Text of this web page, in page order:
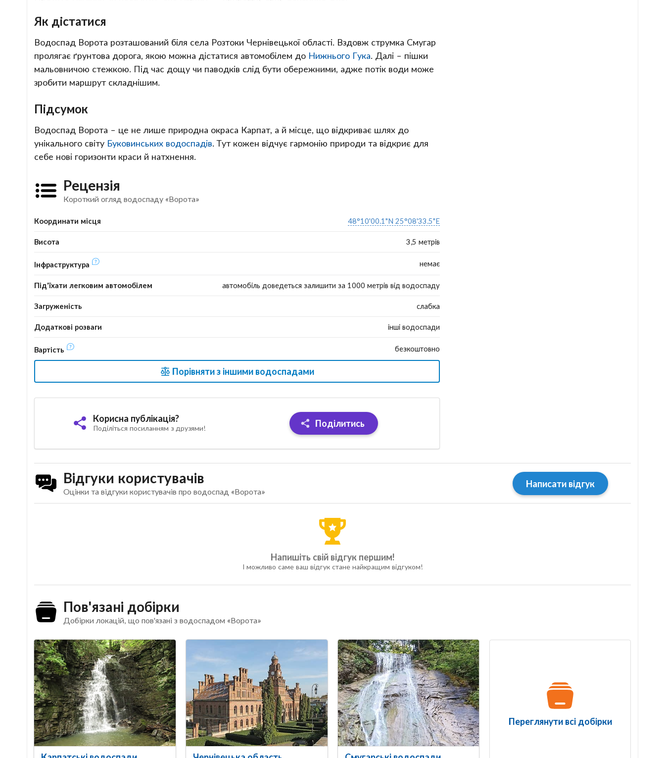
Як дістатися
Водоспад Ворота розташований біля села Розтоки Чернівецької області. Вздовж струмка Смугар
пролягає ґрунтова дорога, якою можна дістатися автомобілем до Нижнього Гука. Далі – пішки
мальовничою стежкою. Під час дощу чи паводків слід бути обережними, адже потік води може
зробити маршрут складнішим.
Підсумок
Водоспад Ворота – це не лише природна окраса Карпат, а й місце, що відкриває шлях до
унікального світу Буковинських водоспадів. Тут кожен відчує гармонію природи та відкриє для
себе нові горизонти краси й натхнення.
Рецензія
Короткий огляд водоспаду «Ворота»
Координати місця 48°10'00.1"N 25°08'33.5"E
Висота 3,5 метрів
Інфраструктура немає
Під'їхати легковим автомобілем автомобіль доведеться залишити за 1000 метрів від водоспаду
Загруженість слабка
Додаткові розваги інші водоспади
Вартість безкоштовно
Порівняти з іншими водоспадами
Корисна публікація?
Поділіться посиланням з друзями! Поділитись
Відгуки користувачів
Оцінки та відгуки користувачів про водоспад «Ворота»
Написати відгук
Напишіть свій відгук першим!
І можливо саме ваш відгук стане найкращим відгуком!
Пов'язані добірки
Добірки локацій, що пов'язані з водоспадом «Ворота»
Переглянути всі добірки